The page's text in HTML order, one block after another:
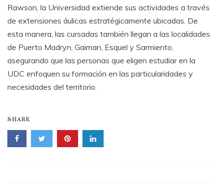
Rawson, la Universidad extiende sus actividades a través
de extensiones áulicas estratégicamente ubicadas. De
esta manera, las cursadas también llegan a las localidades
de Puerto Madryn, Gaiman, Esquel y Sarmiento,
asegurando que las personas que eligen estudiar en la
UDC enfoquen su formación en las particularidades y
necesidades del territorio.
SHARE